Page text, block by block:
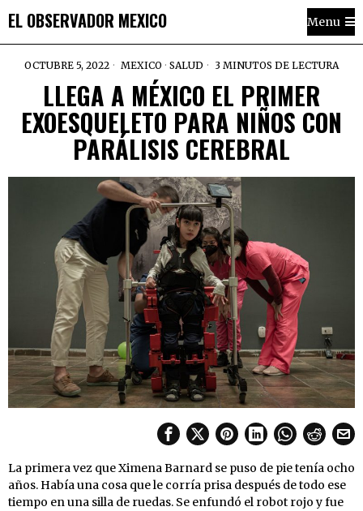
EL OBSERVADOR MEXICO Menu
OCTUBRE 5, 2022 MEXICO · SALUD 3 MINUTOS DE LECTURA
LLEGA A MÉXICO EL PRIMER
EXOESQUELETO PARA NIÑOS CON
PARÁLISIS CEREBRAL
La primera vez que Ximena Barnard se puso de pie tenía ocho
años. Había una cosa que le corría prisa después de todo ese
tiempo en una silla de ruedas. Se enfundó el robot rojo y fue